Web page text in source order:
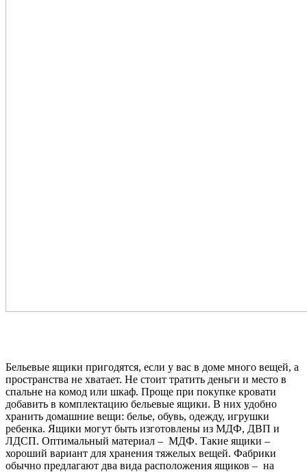
Бельевые ящики пригодятся, если у вас в доме много вещей, а
пространства не хватает. Не стоит тратить деньги и место в
спальне на комод или шкаф. Проще при покупке кровати
добавить в комплектацию бельевые ящики. В них удобно
хранить домашние вещи: белье, обувь, одежду, игрушки
ребенка. Ящики могут быть изготовлены из МДФ, ДВП и
ЛДСП. Оптимальный материал – МДФ. Такие ящики –
хороший вариант для хранения тяжелых вещей. Фабрики
обычно предлагают два вида расположения ящиков – на